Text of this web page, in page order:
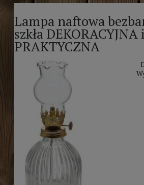
Lampa naftowa
szkła DEKORACYJNA i
PRAKTYCZNA